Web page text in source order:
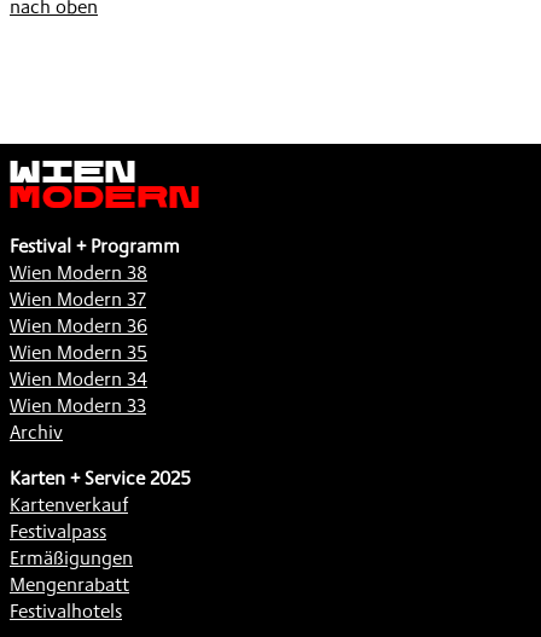
nach oben
Wien
Modern
Festival + Programm
Wien Modern 38
Wien Modern 37
Wien Modern 36
Wien Modern 35
Wien Modern 34
Wien Modern 33
Archiv
Karten + Service 2025
Kartenverkauf
Festivalpass
Ermäßigungen
Mengenrabatt
Festivalhotels